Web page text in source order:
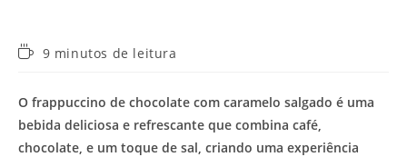
Tempo9 minutos de leitura
O frappuccino de chocolate com caramelo salgado é uma
bebida deliciosa e refrescante que combina café,
chocolate, e um toque de sal, criando uma experiência